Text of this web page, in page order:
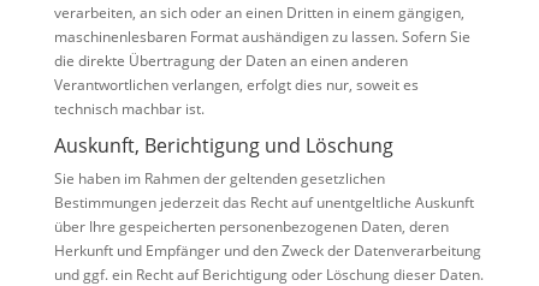
verarbeiten, an sich oder an einen Dritten in einem gängigen,
maschinenlesbaren Format aushändigen zu lassen. Sofern Sie
die direkte Übertragung der Daten an einen anderen
Verantwortlichen verlangen, erfolgt dies nur, soweit es
technisch machbar ist.
Auskunft, Berichtigung und Löschung
Sie haben im Rahmen der geltenden gesetzlichen
Bestimmungen jederzeit das Recht auf unentgeltliche Auskunft
über Ihre gespeicherten personenbezogenen Daten, deren
Herkunft und Empfänger und den Zweck der Datenverarbeitung
und ggf. ein Recht auf Berichtigung oder Löschung dieser Daten.